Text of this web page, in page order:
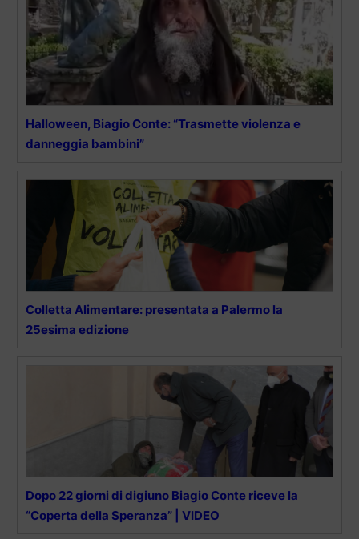
Halloween, Biagio Conte: “Trasmette violenza e
danneggia bambini”
Colletta Alimentare: presentata a Palermo la
25esima edizione
Dopo 22 giorni di digiuno Biagio Conte riceve la
“Coperta della Speranza” | VIDEO